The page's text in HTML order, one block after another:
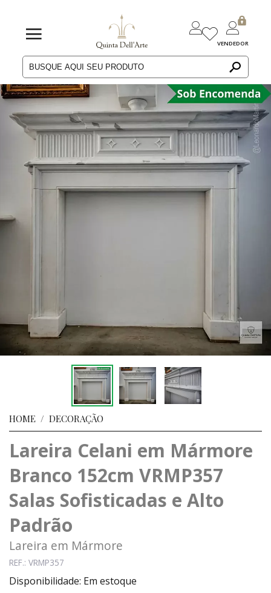
VENDEDOR
HOME / DECORAÇÃO
Lareira Celani em Mármore
Branco 152cm VRMP357
Salas Sofisticadas e Alto
Padrão
Lareira em Mármore
REF.: VRMP357
Disponibilidade: Em estoque